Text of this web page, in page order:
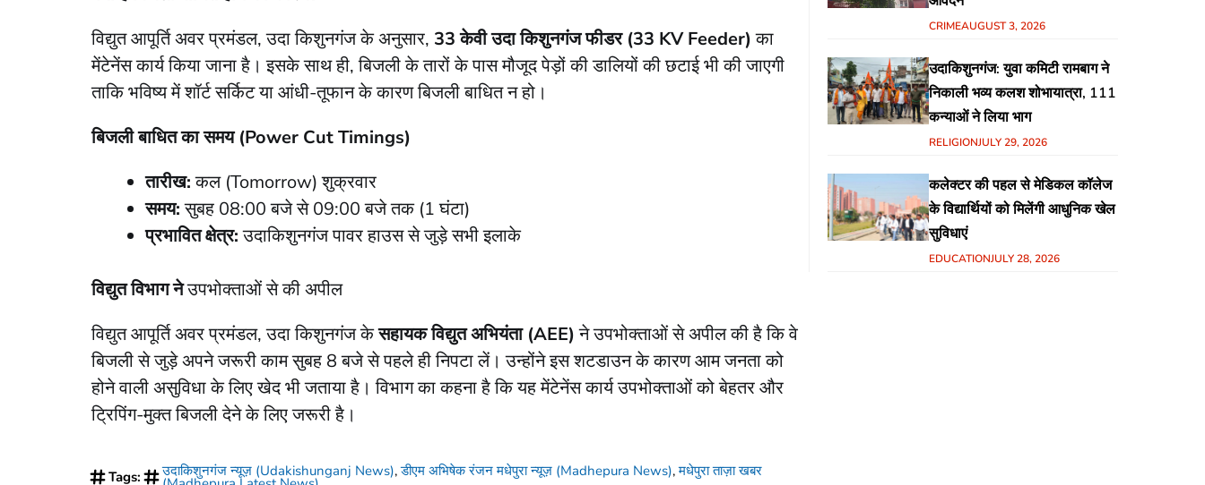
विद्युत आपूर्ति अवर प्रमंडल, उदा किशुनगंज के अनुसार, 33 केवी उदा किशुनगंज फीडर (33 KV Feeder)का
मेंटेनेंस कार्य किया जाना है। इसके साथ ही, बिजली के तारों के पास मौजूद पेड़ों की डालियों की छटाई भी की जाएगी
ताकि भविष्य में शॉर्ट सर्किट या आंधी-तूफान के कारण बिजली बाधित न हो।
बिजली बाधित का समय (Power Cut Timings)
तारीख:कल (Tomorrow) शुक्रवार
समय:सुबह 08:00 बजे से 09:00 बजे तक (1 घंटा)
प्रभावित क्षेत्र:उदाकिशुनगंज पावर हाउस से जुड़े सभी इलाके
विद्युत विभाग नेउपभोक्ताओं से की अपील
विद्युत आपूर्ति अवर प्रमंडल, उदा किशुनगंज केसहायक विद्युत अभियंता (AEE)ने उपभोक्ताओं से अपील की है कि वे
बिजली से जुड़े अपने जरूरी काम सुबह 8 बजे से पहले ही निपटा लें। उन्होंने इस शटडाउन के कारण आम जनता को
होने वाली असुविधा के लिए खेद भी जताया है। विभाग का कहना है कि यह मेंटेनेंस कार्य उपभोक्ताओं को बेहतर और
ट्रिपिंग-मुक्त बिजली देने के लिए जरूरी है।
Tags: उदाकिशुनगंज न्यूज़ (Udakishunganj News),डीएम अभिषेक रंजन मधेपुरा न्यूज़ (Madhepura News),मधेपुरा ताज़ा खबर
CRIMEAUGUST 3, 2026
उदाकिशुनगंज: युवा कमिटी रामबाग ने
निकाली भव्य कलश शोभायात्रा, 111
कन्याओं ने लिया भाग
RELIGIONJULY 29, 2026
कलेक्टर की पहल से मेडिकल कॉलेज
के विद्यार्थियों को मिलेंगी आधुनिक खेल
सुविधाएं
EDUCATIONJULY 28, 2026